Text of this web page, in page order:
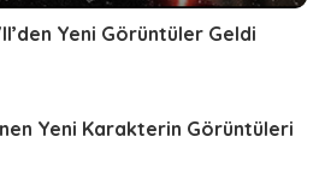
Yeni Görüntüler Geldi
Yeni Karakterin Görüntüleri